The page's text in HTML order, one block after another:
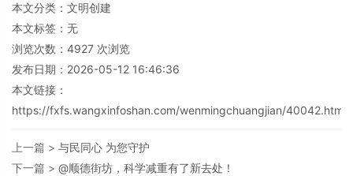
本文分类： 文明创建
本文标签：无
浏览次数： 4927 次浏览
发布日期：2026-05-12 16:46:36
本文链接：
https://fxfs.wangxinfoshan.com/wenmingchuangjian/40042.html
上一篇 > 与民同心 为您守护
下一篇 > @顺德街坊，科学减重有了新去处！